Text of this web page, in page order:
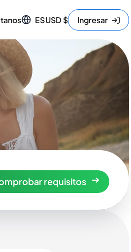
ESUSD$ Ingresar
requisitos